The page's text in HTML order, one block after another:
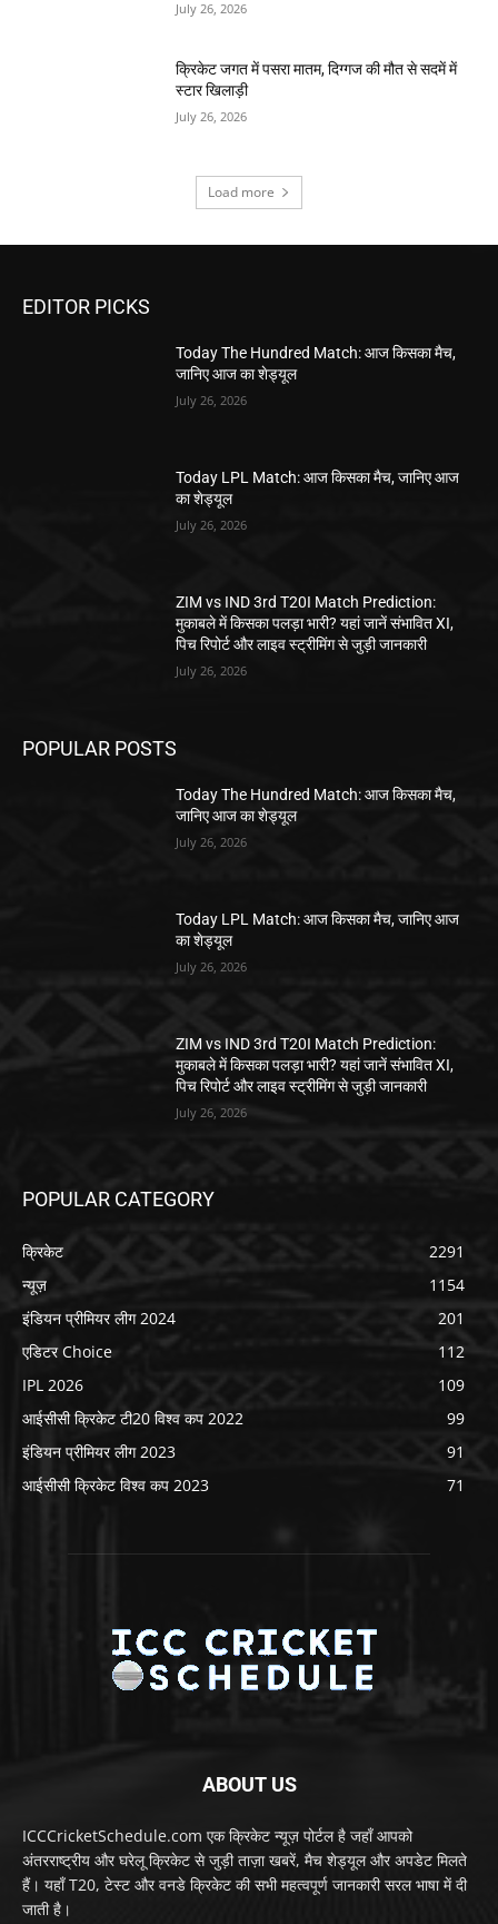
July 26, 2026
क्रिकेट जगत में पसरा मातम, दिग्गज की मौत से सदमें में
स्टार खिलाड़ी
July 26, 2026
Load more
EDITOR PICKS
Today The Hundred Match: आज किसका मैच,
जानिए आज का शेड्यूल
July 26, 2026
Today LPL Match: आज किसका मैच, जानिए आज
का शेड्यूल
July 26, 2026
ZIM vs IND 3rd T20I Match Prediction:
मुकाबले में किसका पलड़ा भारी? यहां जानें संभावित XI,
पिच रिपोर्ट और लाइव स्ट्रीमिंग से जुड़ी जानकारी
July 26, 2026
POPULAR POSTS
Today The Hundred Match: आज किसका मैच,
जानिए आज का शेड्यूल
July 26, 2026
Today LPL Match: आज किसका मैच, जानिए आज
का शेड्यूल
July 26, 2026
ZIM vs IND 3rd T20I Match Prediction:
मुकाबले में किसका पलड़ा भारी? यहां जानें संभावित XI,
पिच रिपोर्ट और लाइव स्ट्रीमिंग से जुड़ी जानकारी
July 26, 2026
POPULAR CATEGORY
क्रिकेट
2291
न्यूज़
1154
इंडियन प्रीमियर लीग 2024
201
एडिटर Choice
112
IPL 2026
109
आईसीसी क्रिकेट टी20 विश्व कप 2022
99
इंडियन प्रीमियर लीग 2023
91
आईसीसी क्रिकेट विश्व कप 2023
71
ABOUT US
ICCCricketSchedule.com एक क्रिकेट न्यूज़ पोर्टल है जहाँ आपको
अंतरराष्ट्रीय और घरेलू क्रिकेट से जुड़ी ताज़ा खबरें, मैच शेड्यूल और अपडेट मिलते
हैं। यहाँ T20, टेस्ट और वनडे क्रिकेट की सभी महत्वपूर्ण जानकारी सरल भाषा में दी
जाती है।